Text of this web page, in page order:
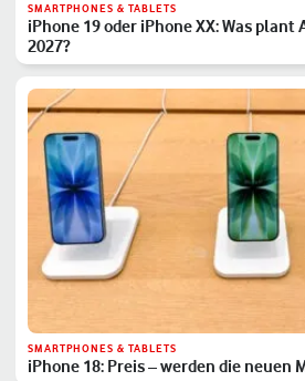
SMARTPHONES & TABLETS
iPhone 19 oder iPhone XX: Was
2027?
SMARTPHONES & TABLETS
iPhone 18: Preis – werden die neuen